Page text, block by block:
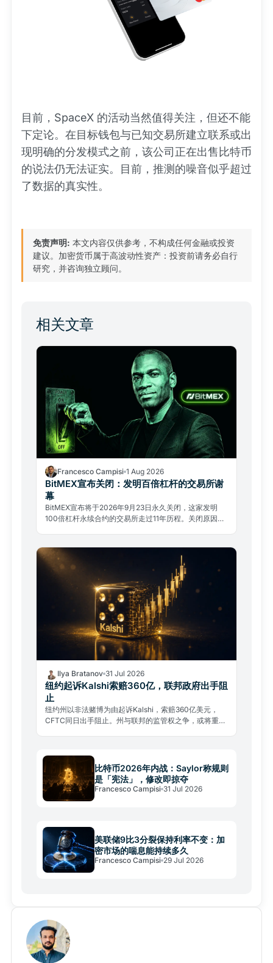
目前，SpaceX 的活动当然值得关注，但还不能
下定论。在目标钱包与已知交易所建立联系或出
现明确的分发模式之前，该公司正在出售比特币
的说法仍无法证实。目前，推测的噪音似乎超过
了数据的真实性。
免责声明: 本文内容仅供参考，不构成任何金融或投资
建议。加密货币属于高波动性资产：投资前请务必自行
研究，并咨询独立顾问。
相关文章
Francesco Campisi 1 Aug 2026
BitMEX宣布关闭：发明百倍杠杆的交易所谢
幕
BitMEX宣布将于2026年9月23日永久关闭，这家发明
100倍杠杆永续合约的交易所走过11年历程。关闭原因不
Ilya Bratanov 31 Jul 2026
纽约起诉Kalshi索赔360亿，联邦政府出手阻
止
纽约州以非法赌博为由起诉Kalshi，索赔360亿美元，
CFTC同日出手阻止。州与联邦的监管权之争，或将重塑
比特币2026年内战：Saylor称规则
是「宪法」，修改即掠夺
Francesco Campisi 31 Jul 2026
美联储9比3分裂保持利率不变：加
密市场的喘息能持续多久
Francesco Campisi 29 Jul 2026